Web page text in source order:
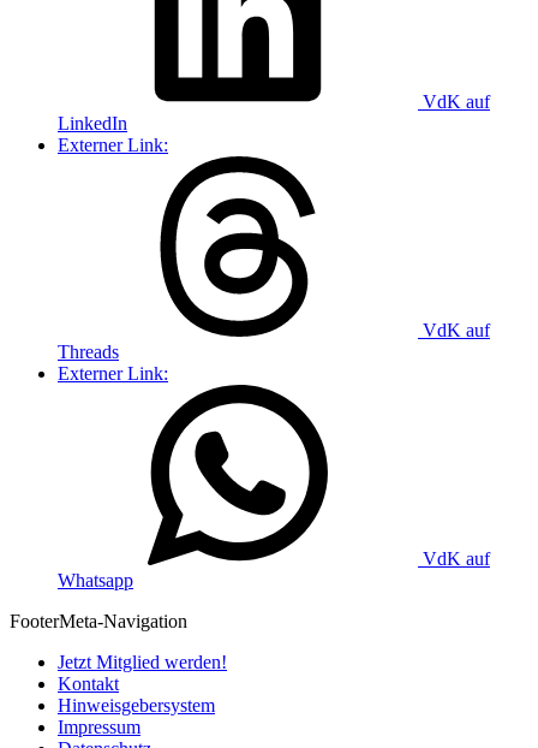
VdK auf
LinkedIn
Externer Link:
VdK auf
Threads
Externer Link:
VdK auf
Whatsapp
FooterMeta-Navigation
Jetzt Mitglied werden!
Kontakt
Hinweisgebersystem
Impressum